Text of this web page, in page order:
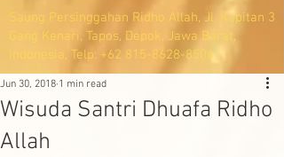
Saung Persinggahan Ridho Allah, Jl. Kapitan 3
Gang Kenari, Tapos, Depok, Jawa Barat,
Indonesia, Telp: +62 815-8628-8506
Wisuda Santri Dhuafa Ridho
Allah
Jun 30, 2018 1 min read